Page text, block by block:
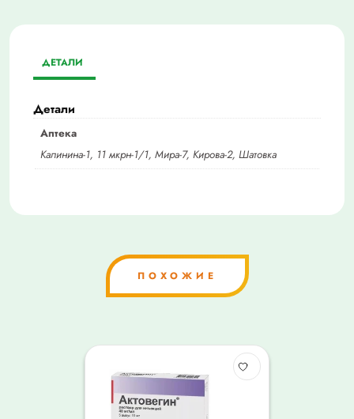
ДЕТАЛИ
Детали
Аптека
Калинина-1, 11 мкрн-1/1, Мира-7, Кирова-2, Шатовка
ПОХОЖИЕ